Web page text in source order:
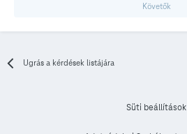
Követők
Ugrás a kérdések listájára
Süti beállítások